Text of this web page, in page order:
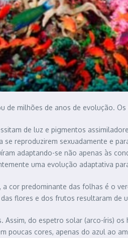
milhões de anos de evolução.
de luz e pigmentos
reproduzirem sexuadamente e
adaptando-se não apenas às
uma evolução adaptativa
cor predominante das folhas é o
flores e dos frutos resultaram
do espetro solar (arco-íris)
poucas cores, apenas do azul ao